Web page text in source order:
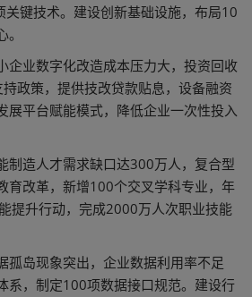
键技术。建设创新基础设施，布局10
企业数字化改造成本压力大，投资回收
政策，提供技改贷款贴息，设备融资
展平台赋能模式，降低企业一次性投入
制造人才需求缺口达300万人，复合型
育改革，新增100个交叉学科专业，年
提升行动，完成2000万人次职业技能
孤岛现象突出，企业数据利用率不足
系，制定100项数据接口规范。建设行